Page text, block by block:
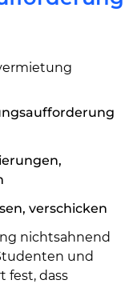
verschicken
nichtsahnend
und
fest, dass